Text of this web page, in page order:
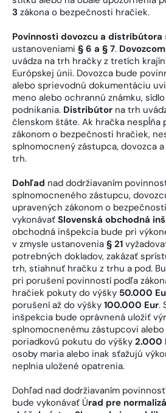
3 zákona o bezpečnosti hračiek.
Povinnosti dovozcu a distribútora
ustanoveniami § 6 a § 7. Dovozcom
uvádza na trh hračky z tretích
Európskej únii. Dovozca bude
alebo sprievodnú dokumentáciu
meno alebo ochrannú známku,
podnikania. Distribútor na trh
členskom štáte. Ak hračka nespĺňa
zákonom o bezpečnosti hračiek,
splnomocnený zástupca, dovozca
trh.
Dohľad nad dodržiavaním
splnomocneného zástupcu,
upravených zákonom o
vykonávať Slovenská obchodná
obchodná inšpekcia bude pri
v zmysle ustanovenia § 21
potrebných dokladov, zakázať
trh, stiahnuť hračku z trhu a pod.
pri porušení povinností podľa
hračiek pokuty do výšky 50.000
porušení až do výšky 100.000 Eur.
inšpekcia bude oprávnená uložiť
splnomocnenému zástupcovi
poriadkovú pokutu do výšky 2.000
osoby maria alebo inak sťažujú
neplnia uložené opatrenia.
Dohľad nad dodržiavaním
bude vykonávať Úrad pre